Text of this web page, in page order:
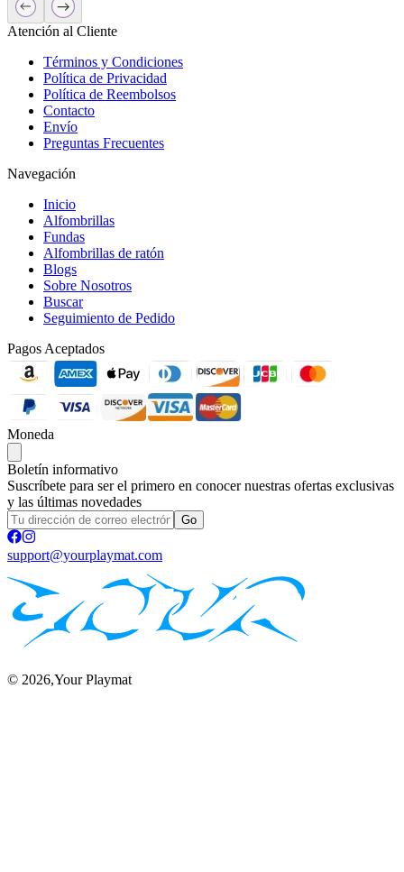
Atención al Cliente
Términos y Condiciones
Política de Privacidad
Política de Reembolsos
Contacto
Envío
Preguntas Frecuentes
Navegación
Inicio
Alfombrillas
Fundas
Alfombrillas de ratón
Blogs
Sobre Nosotros
Buscar
Seguimiento de Pedido
Pagos Aceptados
Moneda
Boletín informativo
Suscríbete para ser el primero en conocer nuestras ofertas exclusivas
y las últimas novedades
Go
support@yourplaymat.com
© 2026,Your Playmat